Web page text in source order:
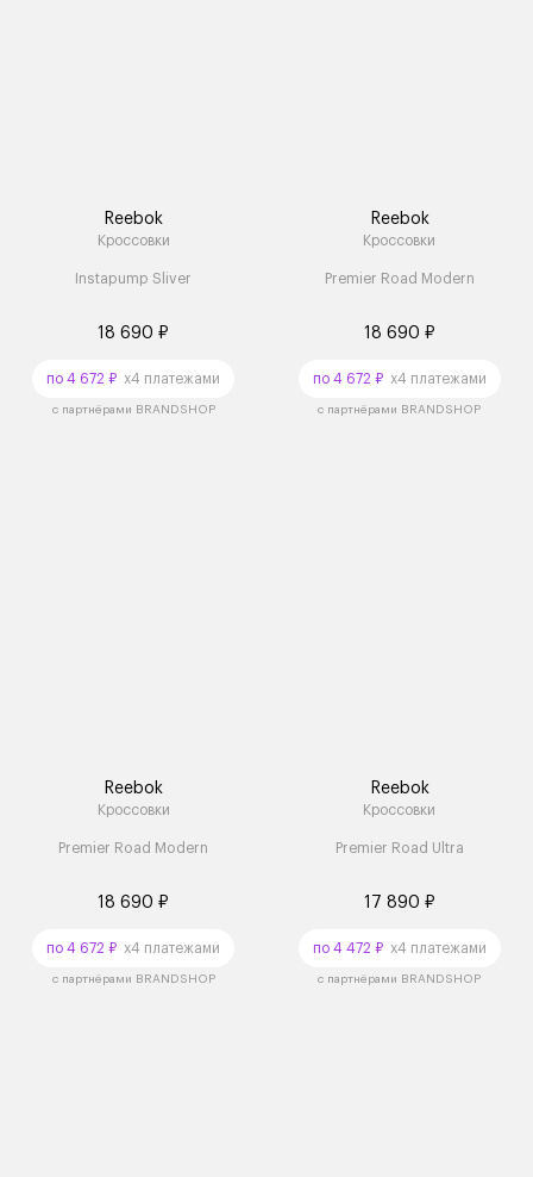
Reebok
Кроссовки
Instapump Sliver
18 690 ₽
по 4 672 ₽ x4 платежами
с партнёрами BRANDSHOP
Reebok
Кроссовки
Premier Road Modern
18 690 ₽
по 4 672 ₽x4 платежами
с партнёрами BRANDSHOP
Reebok
Кроссовки
Premier Road Modern
18 690 ₽
по 4 672 ₽ x4 платежами
с партнёрами BRANDSHOP
Reebok
Кроссовки
Premier Road Ultra
17 890 ₽
по 4 472 ₽x4 платежами
с партнёрами BRANDSHOP